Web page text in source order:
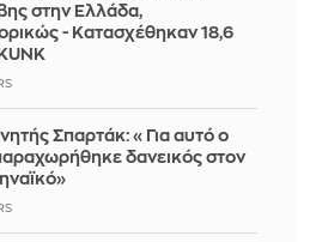
στην Ελλάδα,
- Κατασχέθηκαν 18,6
Σπαρτάκ: «Για αυτό ο
δανεικός στον